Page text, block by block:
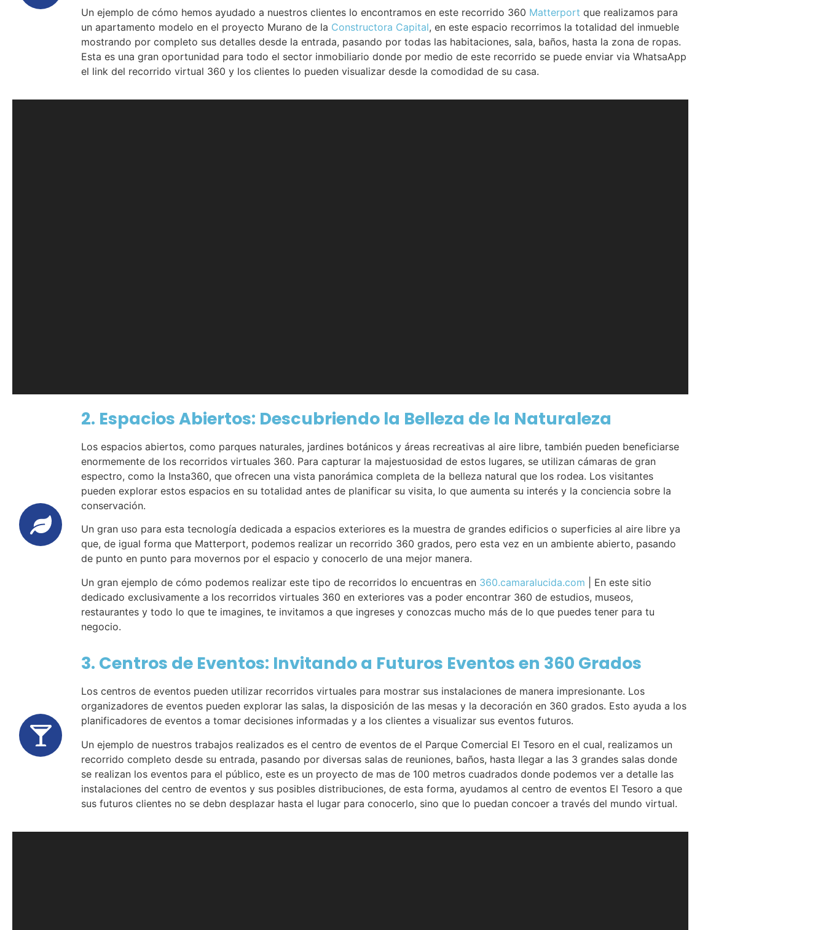
Un ejemplo de cómo hemos ayudado a nuestros clientes lo encontramos en este recorrido 360 Matterport que realizamos para
un apartamento modelo en el proyecto Murano de la Constructora Capital, en este espacio recorrimos la totalidad del inmueble
mostrando por completo sus detalles desde la entrada, pasando por todas las habitaciones, sala, baños, hasta la zona de ropas.
Esta es una gran oportunidad para todo el sector inmobiliario donde por medio de este recorrido se puede enviar via WhatsaApp
el link del recorrido virtual 360 y los clientes lo pueden visualizar desde la comodidad de su casa.
2. Espacios Abiertos: Descubriendo la Belleza de la Naturaleza
Los espacios abiertos, como parques naturales, jardines botánicos y áreas recreativas al aire libre, también pueden beneficiarse
enormemente de los recorridos virtuales 360. Para capturar la majestuosidad de estos lugares, se utilizan cámaras de gran
espectro, como la Insta360, que ofrecen una vista panorámica completa de la belleza natural que los rodea. Los visitantes
pueden explorar estos espacios en su totalidad antes de planificar su visita, lo que aumenta su interés y la conciencia sobre la
conservación.
Un gran uso para esta tecnología dedicada a espacios exteriores es la muestra de grandes edificios o superficies al aire libre ya
que, de igual forma que Matterport, podemos realizar un recorrido 360 grados, pero esta vez en un ambiente abierto, pasando
de punto en punto para movernos por el espacio y conocerlo de una mejor manera.
Un gran ejemplo de cómo podemos realizar este tipo de recorridos lo encuentras en 360.camaralucida.com | En este sitio
dedicado exclusivamente a los recorridos virtuales 360 en exteriores vas a poder encontrar 360 de estudios, museos,
restaurantes y todo lo que te imagines, te invitamos a que ingreses y conozcas mucho más de lo que puedes tener para tu
negocio.
3. Centros de Eventos: Invitando a Futuros Eventos en 360 Grados
Los centros de eventos pueden utilizar recorridos virtuales para mostrar sus instalaciones de manera impresionante. Los
organizadores de eventos pueden explorar las salas, la disposición de las mesas y la decoración en 360 grados. Esto ayuda a los
planificadores de eventos a tomar decisiones informadas y a los clientes a visualizar sus eventos futuros.
Un ejemplo de nuestros trabajos realizados es el centro de eventos de el Parque Comercial El Tesoro en el cual, realizamos un
recorrido completo desde su entrada, pasando por diversas salas de reuniones, baños, hasta llegar a las 3 grandes salas donde
se realizan los eventos para el público, este es un proyecto de mas de 100 metros cuadrados donde podemos ver a detalle las
instalaciones del centro de eventos y sus posibles distribuciones, de esta forma, ayudamos al centro de eventos El Tesoro a que
sus futuros clientes no se debn desplazar hasta el lugar para conocerlo, sino que lo puedan concoer a través del mundo virtual.